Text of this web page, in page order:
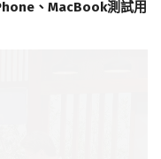
、MacBook測試用